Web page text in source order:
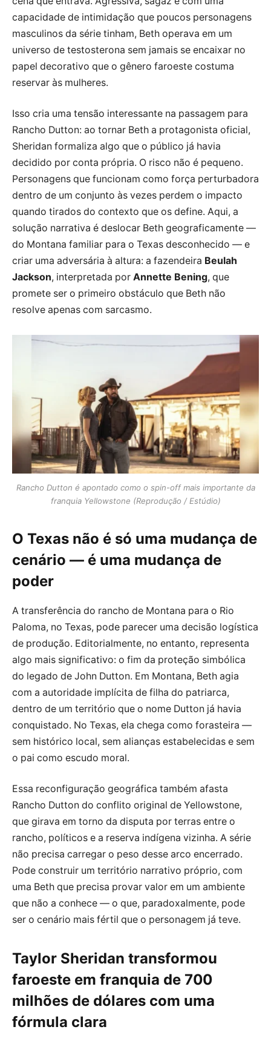
capacidade de intimidação que poucos personagens
masculinos da série tinham, Beth operava em um
universo de testosterona sem jamais se encaixar no
papel decorativo que o gênero faroeste costuma
reservar às mulheres.
Isso cria uma tensão interessante na passagem para
Rancho Dutton: ao tornar Beth a protagonista oficial,
Sheridan formaliza algo que o público já havia
decidido por conta própria. O risco não é pequeno.
Personagens que funcionam como força perturbadora
dentro de um conjunto às vezes perdem o impacto
quando tirados do contexto que os define. Aqui, a
solução narrativa é deslocar Beth geograficamente —
do Montana familiar para o Texas desconhecido — e
criar uma adversária à altura: a fazendeira Beulah
Jackson, interpretada por Annette Bening, que
promete ser o primeiro obstáculo que Beth não
resolve apenas com sarcasmo.
Rancho Dutton é apontado como o spin-off mais importante da
franquia Yellowstone (Reprodução / Estúdio)
O Texas não é só uma mudança de
cenário — é uma mudança de
poder
A transferência do rancho de Montana para o Rio
Paloma, no Texas, pode parecer uma decisão logística
de produção. Editorialmente, no entanto, representa
algo mais significativo: o fim da proteção simbólica
do legado de John Dutton. Em Montana, Beth agia
com a autoridade implícita de filha do patriarca,
dentro de um território que o nome Dutton já havia
conquistado. No Texas, ela chega como forasteira —
sem histórico local, sem alianças estabelecidas e sem
o pai como escudo moral.
Essa reconfiguração geográfica também afasta
Rancho Dutton do conflito original de Yellowstone,
que girava em torno da disputa por terras entre o
rancho, políticos e a reserva indígena vizinha. A série
não precisa carregar o peso desse arco encerrado.
Pode construir um território narrativo próprio, com
uma Beth que precisa provar valor em um ambiente
que não a conhece — o que, paradoxalmente, pode
ser o cenário mais fértil que o personagem já teve.
Taylor Sheridan transformou
faroeste em franquia de 700
milhões de dólares com uma
fórmula clara